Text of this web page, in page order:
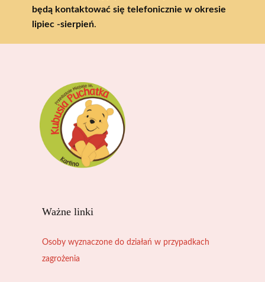
będą kontaktować się telefonicznie w okresie
lipiec -sierpień.
Ważne linki
Osoby wyznaczone do działań w przypadkach
zagrożenia